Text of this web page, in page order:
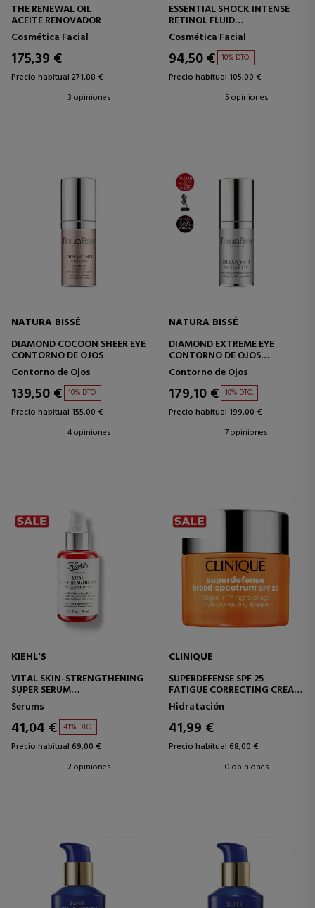
THE RENEWAL OIL
ACEITE RENOVADOR
Cosmética Facial
175,39 €
Precio habitual 271,88 €
3 opiniones
ESSENTIAL SHOCK INTENSE
RETINOL FLUID
TRATAMIENTO FLUIDO
HIDRATANTE
Cosmética Facial
94,50 € 10% DTO.
Precio habitual 105,00 €
5 opiniones
NATURA BISSÉ
DIAMOND COCOON SHEER EYE
CONTORNO DE OJOS
Contorno de Ojos
139,50 € 10% DTO.
Precio habitual 155,00 €
4 opiniones
NATURA BISSÉ
DIAMOND EXTREME EYE
CONTORNO DE OJOS
ANTIEDAD
Contorno de Ojos
179,10 € 10% DTO.
Precio habitual 199,00 €
7 opiniones
KIEHL'S
VITAL SKIN-STRENGTHENING
SUPER SERUM
SÉRUM FORTALECEDOR
Serums
41,04 € 41% DTO.
Precio habitual 69,00 €
2 opiniones
CLINIQUE
SUPERDEFENSE SPF 25
FATIGUE CORRECTING CREAM
1&2
CREMA ANTIOXIDANTE -
CORRECTORA
Hidratación
41,99 €
Precio habitual 68,00 €
0 opiniones